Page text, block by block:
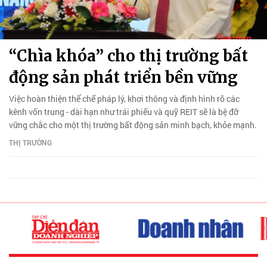
“Chìa khóa” cho thị trường bất
động sản phát triển bền vững
Việc hoàn thiện thể chế pháp lý, khơi thông và định hình rõ các
kênh vốn trung - dài hạn như trái phiếu và quỹ REIT sẽ là bệ đỡ
vững chắc cho một thị trường bất động sản minh bạch, khỏe mạnh.
THỊ TRƯỜNG